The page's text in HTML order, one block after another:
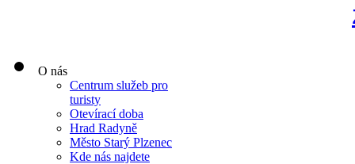
O nás
Centrum služeb pro
turisty
Otevírací doba
Hrad Radyně
Město Starý Plzenec
Kde nás najdete